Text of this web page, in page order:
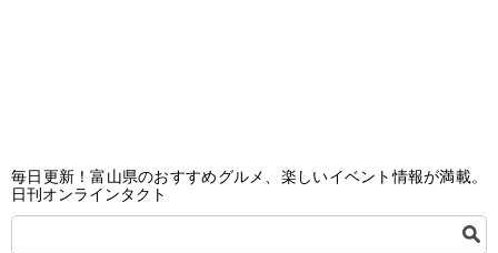
毎日更新！富山県のおすすめグルメ、楽しいイベント情報が満載。
日刊オンラインタクト